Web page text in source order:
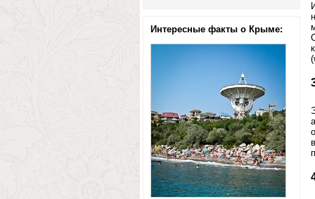
Интересные факты о Крыме: